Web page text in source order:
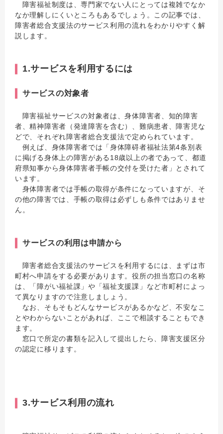
障害福祉制度は、専門家でない人にとっては複雑でなか
なか理解しにくいところもあるでしょう。この記事では、
障害者総合支援法のサービス利用の流れをわかりやすく解
説します。
1.サービスを利用するには
サービスの対象者
障害福祉サービスの対象者は、身体障害者、知的障害
者、精神障害者（発達障害を含む）、難病患者、障害児な
どで、それぞれ障害者総合支援法で定められています。
例えば、身体障害者では「身体障碍者福祉法第4条別表
に掲げる身体上の障害がある18歳以上の者であって、都道
府県知事から身体障害者手帳の交付を受けた者」とされて
います。
身体障害者では手帳の取得が条件になっていますが、そ
の他の障害では、手帳の取得は必ずしも条件ではありませ
ん。
サービスの利用は申請から
障害者総合支援法のサービスを利用するには、まずは市
町村へ申請をする必要があります。役所の担当窓口の名称
は、「障がい福祉課」や「福祉支援課」など市町村によっ
て異なりますので注意しましょう。
なお、そもそもどんなサービスがあるかなど、不安なこ
とやわからないことがあれば、ここで相談することもでき
ます。
窓口で所定の書類を記入して提出したら、障害支援区分
の認定に移ります。
3.サービス利用の流れ